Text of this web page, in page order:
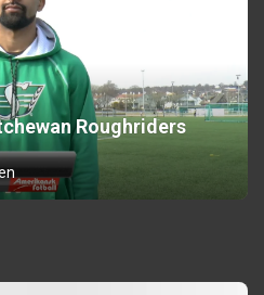
Roughriders